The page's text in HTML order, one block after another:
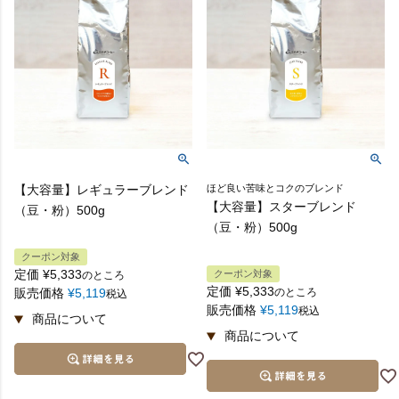
【大容量】レギュラーブレンド
（豆・粉）500g
クーポン対象
定価 ¥5,333のところ
販売価格 ¥5,119税込
ほど良い苦味とコクのブレンド
【大容量】スターブレンド
（豆・粉）500g
クーポン対象
定価 ¥5,333のところ
販売価格 ¥5,119税込